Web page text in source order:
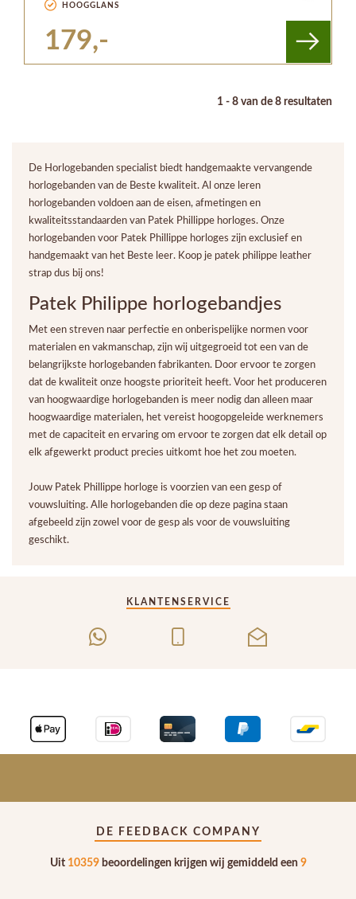
HOOGGLANS
179,-
1 - 8 van de 8 resultaten
De Horlogebanden specialist biedt handgemaakte vervangende
horlogebanden van de Beste kwaliteit. Al onze leren
horlogebanden voldoen aan de eisen, afmetingen en
kwaliteitsstandaarden van Patek Phillippe horloges. Onze
horlogebanden voor Patek Phillippe horloges zijn exclusief en
handgemaakt van het Beste leer. Koop je patek philippe leather
strap dus bij ons!
Patek Philippe horlogebandjes
Met een streven naar perfectie en onberispelijke normen voor
materialen en vakmanschap, zijn wij uitgegroeid tot een van de
belangrijkste horlogebanden fabrikanten. Door ervoor te zorgen
dat de kwaliteit onze hoogste prioriteit heeft. Voor het produceren
van hoogwaardige horlogebanden is meer nodig dan alleen maar
hoogwaardige materialen, het vereist hoogopgeleide werknemers
met de capaciteit en ervaring om ervoor te zorgen dat elk detail op
elk afgewerkt product precies uitkomt hoe het zou moeten.
Jouw Patek Phillippe horloge is voorzien van een gesp of
vouwsluiting. Alle horlogebanden die op deze pagina staan
afgebeeld zijn zowel voor de gesp als voor de vouwsluiting
geschikt.
KLANTENSERVICE
DE FEEDBACK COMPANY
Uit 10359beoordelingen krijgen wij gemiddeld een 9